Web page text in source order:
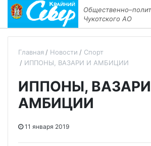
Чукотского АО
Главная Новости
Спорт
ИППОНЫ, ВАЗАРИ И АМБИЦИИ
ИППОНЫ,
АМБИЦИИ
11 января 2019